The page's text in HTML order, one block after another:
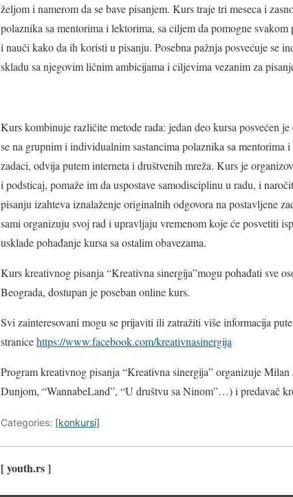
željom i namerom da se bave pisanjem. Kurs traje tri meseca i
polaznika sa mentorima i lektorima, sa ciljem da pomogne
i nauči kako da ih koristi u pisanju. Posebna pažnja posvećuje se
skladu sa njegovim ličnim ambicijama i ciljevima vezanim za
Kurskombinuje različitemetode rada: jedan deo kursa posvećen
se na grupnim i individualnim sastancima polaznika sa
zadaci, odvija putem interneta i društvenih mreža. Kurs je
i podsticaj, pomaže im da uspostave samodisciplinu u radu, i
pisanju izahteva iznalaženjeoriginalnih odgovora na postavljene
sami organizuju svoj rad i upravljaju vremenom koje će posvetiti
usklade pohađanje kursa sa ostalim obavezama.
Kurs kreativnog pisanja “Kreativna sinergija”mogu pohađati sve
Beograda, dostupan je poseban online kurs.
Svi zainteresovani mogu se prijaviti ili zatražiti više informacija
stranicehttps://www.facebook.com/kreativnasinergija
Program kreativnog pisanja “Kreativna sinergija” organizuje
Dunjom, “WannabeLand”, “U društvu sa Ninom”…) i predavač
Categories: [konkursi]
[ youth.rs ]